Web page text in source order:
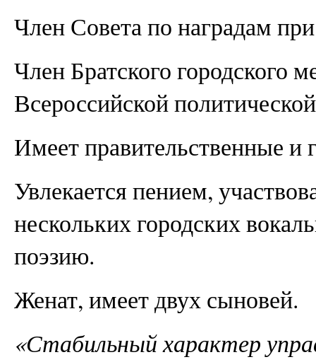
Член Совета по наградам
Член Братского городского
Всероссийской
Имеет правительственные и
Увлекается пением,
нескольких городских
поэзию.
Женат, имеет двух сыновей.
«Стабильный характер